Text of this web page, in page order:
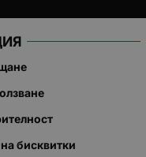
бисквитки